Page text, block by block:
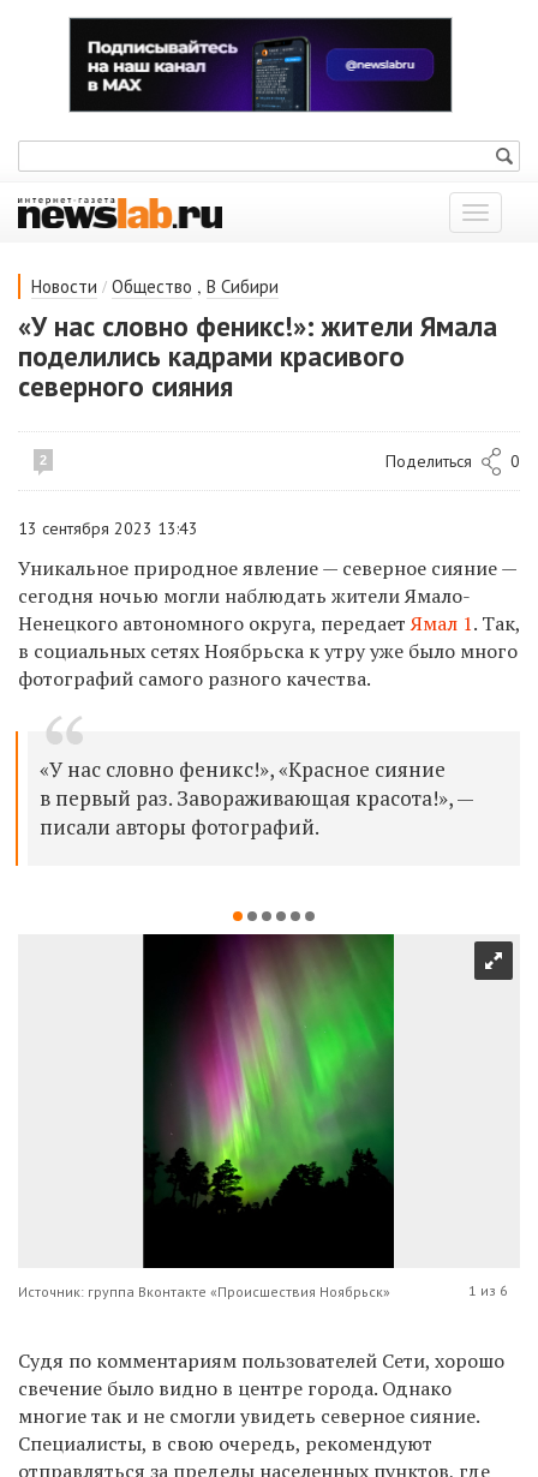
Показать
меню
Новости / Общество , В Сибири
«У нас словно феникс!»: жители Ямала
поделились кадрами красивого
северного сияния
2 Поделиться 0
13 сентября 2023 13:43
Уникальное природное явление — северное сияние —
сегодня ночью могли наблюдать жители Ямало-
Ненецкого автономного округа, передаетЯмал 1. Так,
в социальных сетях Ноябрьска к утру уже было много
фотографий самого разного качества.
«У нас словно феникс!», «Красное сияние
в первый раз. Завораживающая красота!», —
писали авторы фотографий.
Источник: группа Вконтакте «Происшествия Ноябрьск» 1 из 6
Судя по комментариям пользователей Сети, хорошо
свечение было видно в центре города. Однако
многие так и не смогли увидеть северное сияние.
Специалисты, в свою очередь, рекомендуют
отправляться за пределы населенных пунктов, где